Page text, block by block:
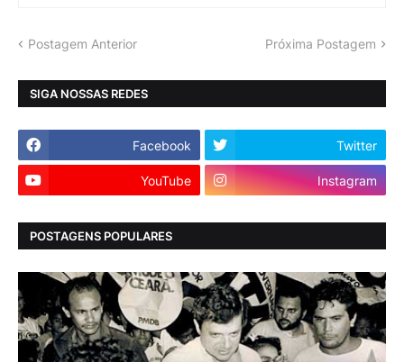
Postagem Anterior Próxima Postagem
SIGA NOSSAS REDES
Facebook Twitter
YouTube Instagram
POSTAGENS POPULARES